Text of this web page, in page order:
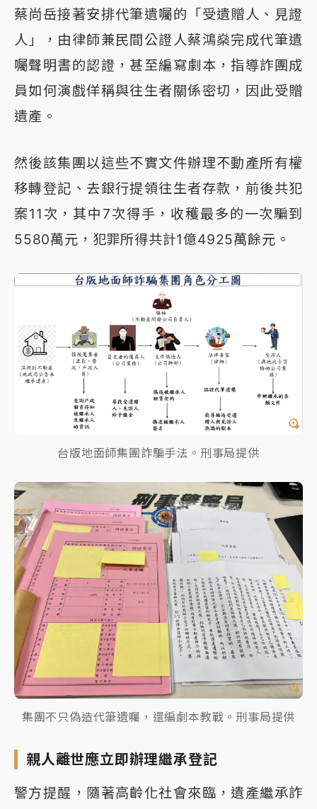
蔡尚岳接著安排代筆遺囑的「受遺贈人、見證
人」，由律師兼民間公證人蔡鴻燊完成代筆遺
囑聲明書的認證，甚至編寫劇本，指導詐團成
員如何演戲佯稱與往生者關係密切，因此受贈
遺產。
然後該集團以這些不實文件辦理不動產所有權
移轉登記、去銀行提領往生者存款，前後共犯
案11次，其中7次得手，收穫最多的一次騙到
5580萬元，犯罪所得共計1億4925萬餘元。
台版地面師集團詐騙手法。刑事局提供
集團不只偽造代筆遺囑，還編劇本教戰。刑事局提供
親人離世應立即辦理繼承登記
警方提醒，隨著高齡化社會來臨，遺產繼承詐